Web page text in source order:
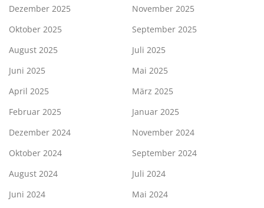
Dezember 2025
November 2025
Oktober 2025
September 2025
August 2025
Juli 2025
Juni 2025
Mai 2025
April 2025
März 2025
Februar 2025
Januar 2025
Dezember 2024
November 2024
Oktober 2024
September 2024
August 2024
Juli 2024
Juni 2024
Mai 2024